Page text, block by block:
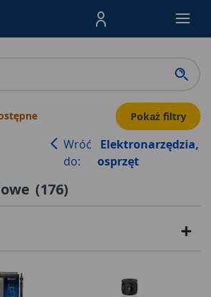
Menu Produktów,
Pokaż filtry
Wróć
do:
Elektronarzędzia,
osprzęt
(176)